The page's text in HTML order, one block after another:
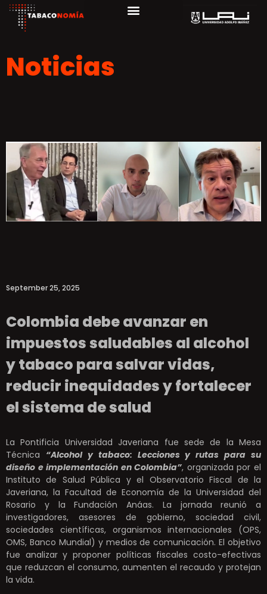
Noticias
September 25, 2025
Colombia debe avanzar en
impuestos saludables al alcohol
y tabaco para salvar vidas,
reducir inequidades y fortalecer
el sistema de salud
La Pontificia Universidad Javeriana fue sede de la Mesa
Técnica “Alcohol y tabaco: Lecciones y rutas para su
diseño e implementación en Colombia”, organizada por el
Instituto de Salud Pública y el Observatorio Fiscal de la
Javeriana, la Facultad de Economía de la Universidad del
Rosario y la Fundación Anáas. La jornada reunió a
investigadores, asesores de gobierno, sociedad civil,
sociedades científicas, organismos internacionales (OPS,
OMS, Banco Mundial) y medios de comunicación. El objetivo
fue analizar y proponer políticas fiscales costo-efectivas
que reduzcan el consumo, aumenten el recaudo y protejan
la vida.